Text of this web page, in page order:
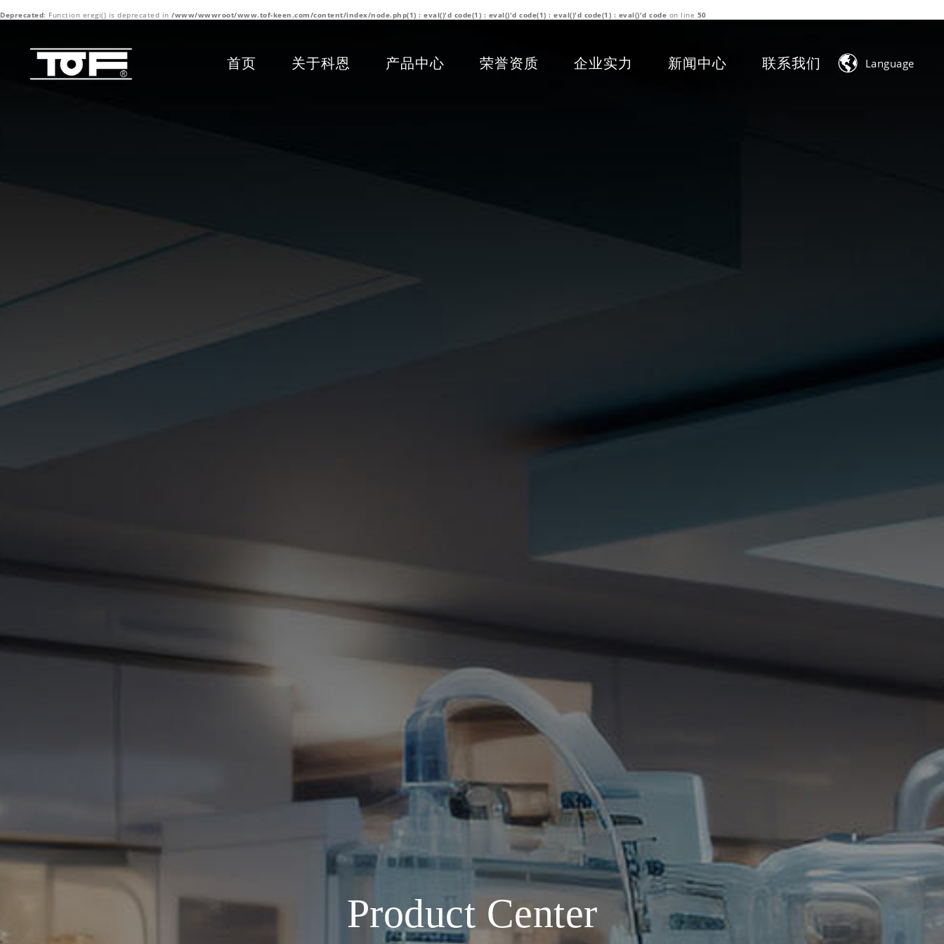
Deprecated: Function eregi() is deprecated in /www/wwwroot/www.tof-keen.com/content/index/node.php(1) : eval()'d code(1) : eval()'d code(1) : eval()'d code(1) : eval()'d code on line 50
 Language
首页 关于科恩 产品中心 荣誉资质 企业实力 新闻中心 联系我们
Product Center